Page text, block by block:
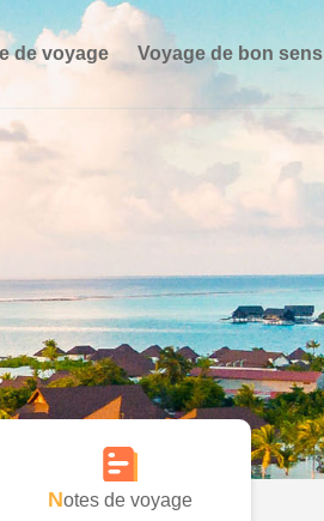
de voyage Voyage de bon sens
Notes de voyage